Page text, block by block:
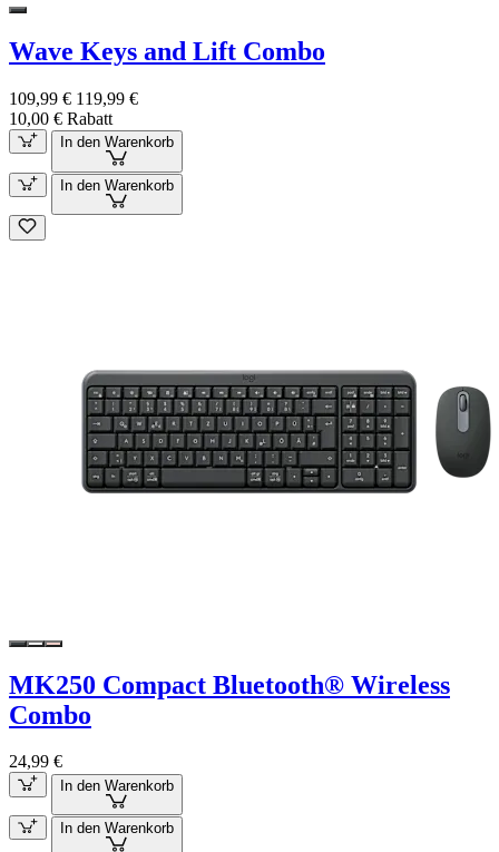
Wave Keys and Lift Combo
109,99 € 119,99 €
10,00 € Rabatt
In den Warenkorb
In den Warenkorb
MK250 Compact Bluetooth® Wireless
Combo
24,99 €
In den Warenkorb
In den Warenkorb